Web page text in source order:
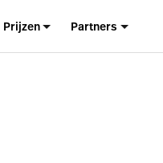
Prijzen Partners